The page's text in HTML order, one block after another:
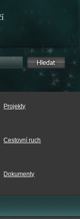
Projekty
Cestovní ruch
Dokumenty